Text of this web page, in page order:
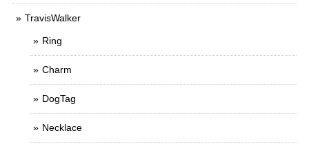
TravisWalker
Ring
Charm
DogTag
Necklace